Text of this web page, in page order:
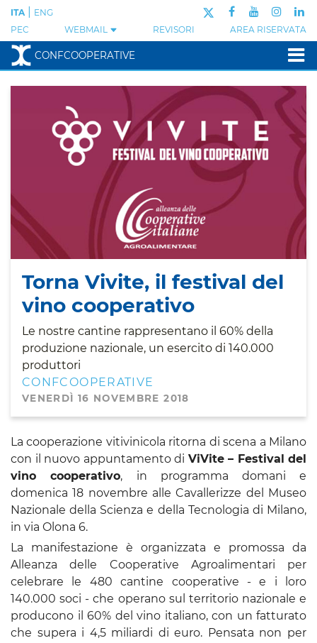
PEC WEBMAIL REVISORI AREA RISERVATA
ITA ENG
CONFCOOPERATIVE
Torna Vivite, il festival del
vino cooperativo
Le nostre cantine rappresentano il 60% della
produzione nazionale, un esercito di 140.000
produttori
CONFCOOPERATIVE
VENERDÌ 16 NOVEMBRE 2018
La cooperazione vitivinicola ritorna di scena a Milano
con il nuovo appuntamento di ViVite – Festival del
vino cooperativo,
in programma domani e
domenica 18 novembre alle Cavallerizze del Museo
Nazionale della Scienza e della Tecnologia di Milano,
in via Olona 6.
La manifestazione è organizzata e promossa da
Alleanza delle Cooperative Agroalimentari per
celebrare le 480 cantine cooperative - e i loro
140.000 soci - che operano sul territorio nazionale e
producono il 60% del vino italiano, con un fatturato
che supera i 4,5 miliardi di euro. Pensata non per